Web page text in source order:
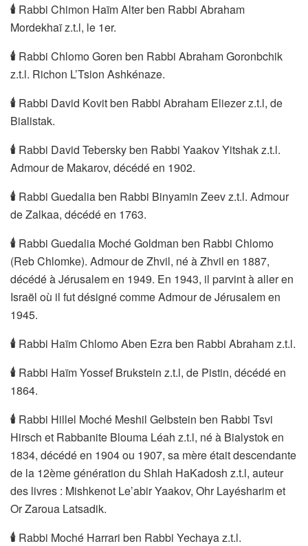
🕯 Rabbi Chimon Haïm Alter ben Rabbi Abraham
Mordekhaï z.t.l, le 1er.
🕯 Rabbi Chlomo Goren ben Rabbi Abraham Goronbchik
z.t.l. Richon L’Tsion Ashkénaze.
🕯 Rabbi David Kovit ben Rabbi Abraham Eliezer z.t.l, de
Bialistak.
🕯 Rabbi David Tebersky ben Rabbi Yaakov Yitshak z.t.l.
Admour de Makarov, décédé en 1902.
🕯 Rabbi Guedalia ben Rabbi Binyamin Zeev z.t.l. Admour
de Zalkaa, décédé en 1763.
🕯 Rabbi Guedalia Moché Goldman ben Rabbi Chlomo
(Reb Chlomke). Admour de Zhvil, né à Zhvil en 1887,
décédé à Jérusalem en 1949. En 1943, il parvint à aller en
Israël où il fut désigné comme Admour de Jérusalem en
1945.
🕯 Rabbi Haïm Chlomo Aben Ezra ben Rabbi Abraham z.t.l.
🕯 Rabbi Haïm Yossef Brukstein z.t.l, de Pistin, décédé en
1864.
🕯 Rabbi Hillel Moché Meshil Gelbstein ben Rabbi Tsvi
Hirsch et Rabbanite Blouma Léah z.t.l, né à Bialystok en
1834, décédé en 1904 ou 1907, sa mère était descendante
de la 12ème génération du Shlah HaKadosh z.t.l, auteur
des livres : Mishkenot Le’abir Yaakov, Ohr Layésharim et
Or Zaroua Latsadik.
🕯 Rabbi Moché Harrari ben Rabbi Yechaya z.t.l.